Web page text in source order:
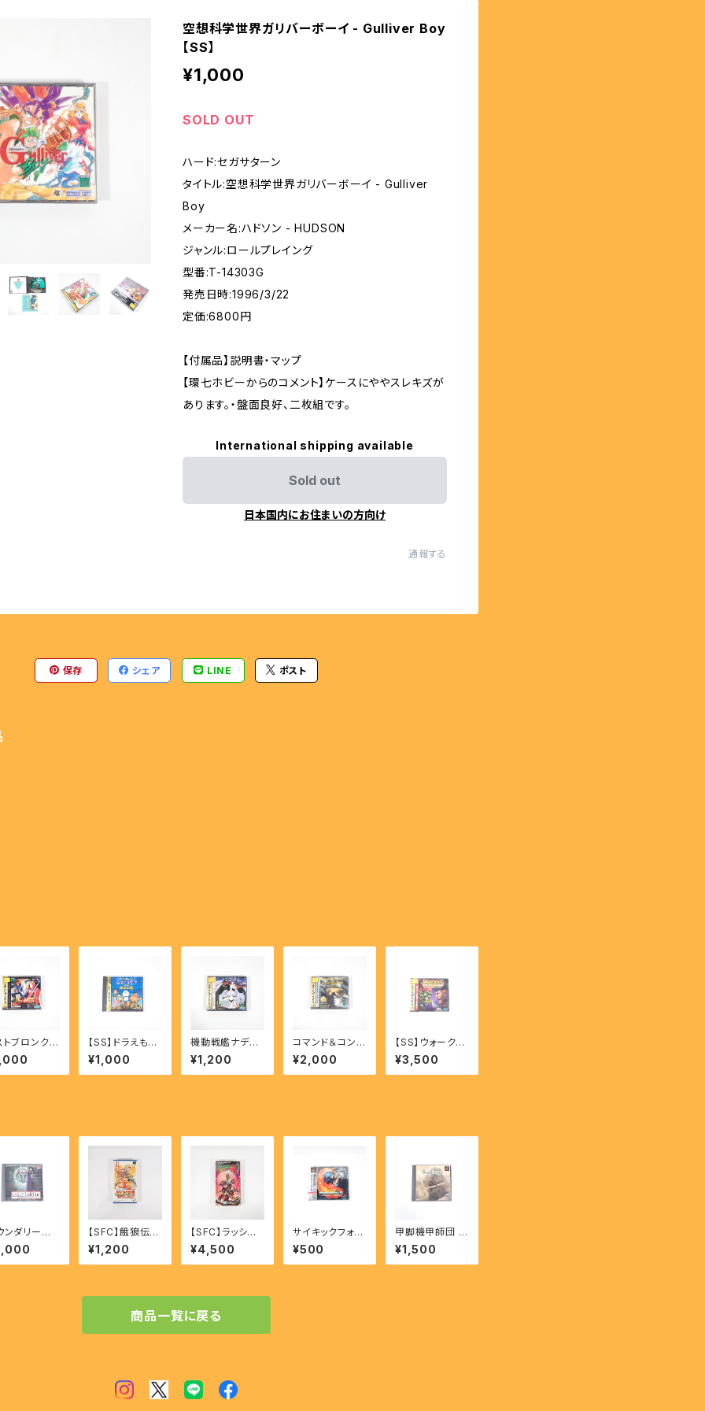
BOY
- PLAY STATION
SATURN
空想科学世界ガリバーボーイ - Gulliver Boy
【SS】
¥1,000
SOLD OUT
ハード:セガサターン
タイトル:空想科学世界ガリバーボーイ - Gulliver
Boy
メーカー名:ハドソン - HUDSON
ジャンル:ロールプレイング
型番:T-14303G
発売日時:1996/3/22
定価:6800円
【付属品】説明書・マップ
【環七ホビーからのコメント】ケースにややスレキズが
あります。・盤面良好、二枚組です。
International shipping available
Sold out
日本国内にお住まいの方向け
通報する
保存 シェア LINE ポスト
トブロンクス
BRON
】
【SS】ドラえもん
のび太と復活の
星 - DORAEM
ON Nobita To
¥1,000
機動戦艦ナデシ
コ The blank
of 3years - M
artian Succes
¥1,200
コマンド＆コンカ
ー - COMMAN
D & CONQUER
【SS】
¥2,000
【SS】ウォークラ
フトⅡ ダーク・サ
ーガ - WARCR
AFT II DARK S
¥3,500
ンダリーゲ
- BOUND
GATE 【P
【SFC】餓狼伝説
スペシャル - Fat
al Fury Specia
l
¥1,200
【SFC】ラッシン
グ・ビート 乱 複
製都市 - RUSHI
NG BEAT RAN
¥4,500
サイキックフォー
ス - PSYCHIC
FORCE 【PS】
¥500
甲脚機甲師団 バ
イン・パンツァー
- Koukyakuki
koushidan Bei
¥1,500
商品一覧に戻る